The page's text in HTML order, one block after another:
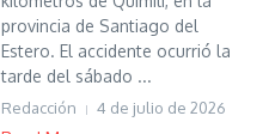
provincia de Santiago del
Estero. El accidente ocurrió la
tarde del sábado ...
Redacción 4 de julio de 2026